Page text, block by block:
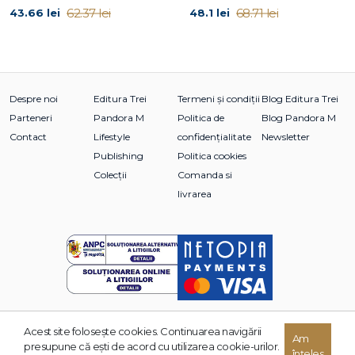
6. Violul
11. Misterul
12. Eroii nu mor niciodată?
43.66 lei 62.37 lei 48.1 lei 68.71 lei
Despre noi
Parteneri
Contact
Editura Trei
Pandora M
Lifestyle
Publishing
Colecții
Termeni și condiții
Politica de
confidențialitate
Politica cookies
Comanda si
livrarea
Blog Editura Trei
Blog Pandora M
Newsletter
© 2026 Grupul Editorial TREI. Toate drepturile rezervate.
Acest site foloseşte cookies. Continuarea navigării
presupune că eşti de acord cu utilizarea cookie-urilor.
Am